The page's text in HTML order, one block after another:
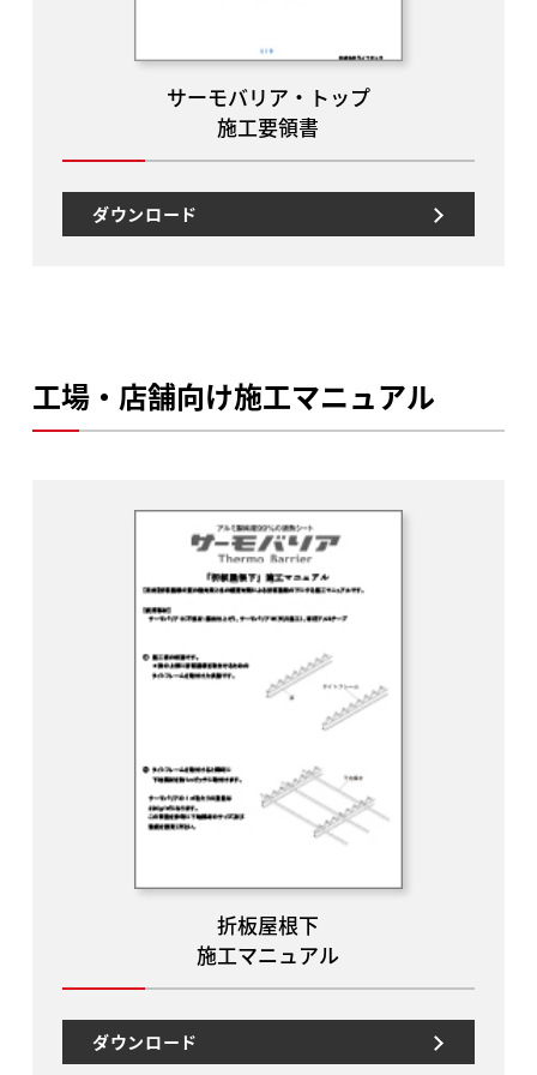
サーモバリア・トップ
施工要領書
ダウンロード
工場・店舗向け施工マニュアル
折板屋根下
施工マニュアル
ダウンロード